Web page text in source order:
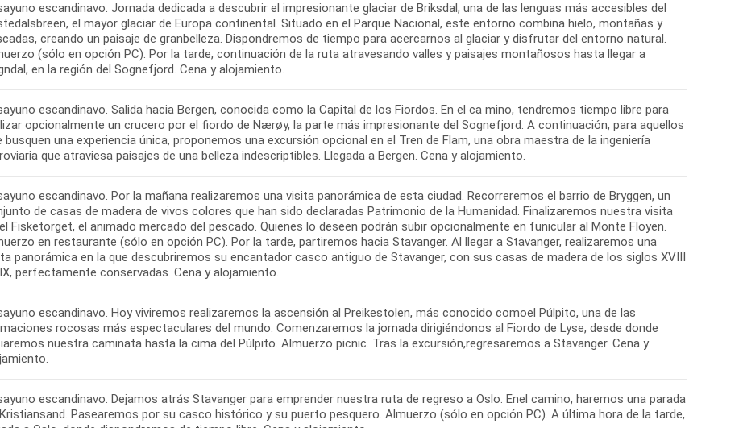
escandinavo. Jornada dedicada a descubrir el impresionante glaciar de Briksdal, una de las lenguas más accesibles del
el mayor glaciar de Europa continental. Situado en el Parque Nacional, este entorno combina hielo, montañas y
creando un paisaje de granbelleza. Dispondremos de tiempo para acercarnos al glaciar y disfrutar del entorno natural.
(sólo en opción PC). Por la tarde, continuación de la ruta atravesando valles y paisajes montañosos hasta llegar a
en la región del Sognefjord. Cena y alojamiento.
escandinavo. Salida hacia Bergen, conocida como la Capital de los Fiordos. En el ca mino, tendremos tiempo libre para
opcionalmente un crucero por el fiordo de Nærøy, la parte más impresionante del Sognefjord. A continuación, para aquellos
busquen una experiencia única, proponemos una excursión opcional en el Tren de Flam, una obra maestra de la ingeniería
que atraviesa paisajes de una belleza indescriptibles. Llegada a Bergen. Cena y alojamiento.
escandinavo. Por la mañana realizaremos una visita panorámica de esta ciudad. Recorreremos el barrio de Bryggen, un
de casas de madera de vivos colores que han sido declaradas Patrimonio de la Humanidad. Finalizaremos nuestra visita
Fisketorget, el animado mercado del pescado. Quienes lo deseen podrán subir opcionalmente en funicular al Monte Floyen.
en restaurante (sólo en opción PC). Por la tarde, partiremos hacia Stavanger. Al llegar a Stavanger, realizaremos una
panorámica en la que descubriremos su encantador casco antiguo de Stavanger, con sus casas de madera de los siglos XVIII
perfectamente conservadas. Cena y alojamiento.
escandinavo. Hoy viviremos realizaremos la ascensión al Preikestolen, más conocido comoel Púlpito, una de las
rocosas más espectaculares del mundo. Comenzaremos la jornada dirigiéndonos al Fiordo de Lyse, desde donde
nuestra caminata hasta la cima del Púlpito. Almuerzo picnic. Tras la excursión,regresaremos a Stavanger. Cena y
escandinavo. Dejamos atrás Stavanger para emprender nuestra ruta de regreso a Oslo. Enel camino, haremos una parada
Pasearemos por su casco histórico y su puerto pesquero. Almuerzo (sólo en opción PC). A última hora de la tarde,